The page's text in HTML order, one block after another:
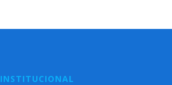
INSTITUCIONAL